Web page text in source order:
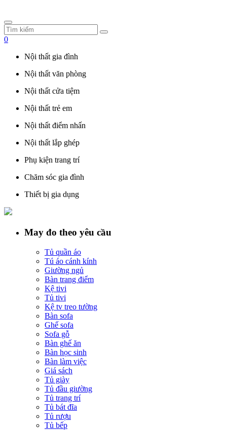
0
Nội thất gia đình
Nội thất văn phòng
Nội thất cửa tiệm
Nội thất trẻ em
Nội thất điểm nhấn
Nội thất lắp ghép
Phụ kiện trang trí
Chăm sóc gia đình
Thiết bị gia dụng
May đo theo yêu cầu
Tủ quần áo
Tú áo cánh kính
Giường ngủ
Bàn trang điểm
Kệ tivi
Tủ tivi
Kệ tv treo tường
Bàn sofa
Ghế sofa
Sofa gỗ
Bàn ghế ăn
Bàn học sinh
Bàn làm việc
Giá sách
Tủ giày
Tủ đầu giường
Tủ trang trí
Tủ bát đĩa
Tủ rượu
Tủ bếp